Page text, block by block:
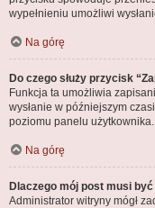
wypełnieniu umożliwi
Na górę
Do czego służy przycisk
Funkcja ta umożliwia
wysłanie w późniejszym
poziomu panelu użytkownika.
Na górę
Dlaczego mój post musi
Administrator witryny mógł